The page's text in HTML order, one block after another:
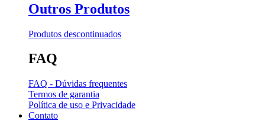
Outros Produtos
Produtos descontinuados
FAQ
FAQ - Dúvidas frequentes
Termos de garantia
Política de uso e Privacidade
Contato